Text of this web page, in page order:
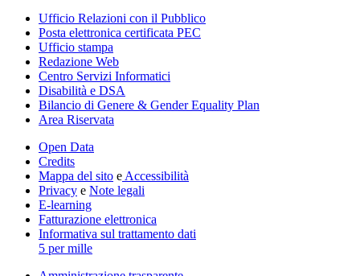
Ufficio Relazioni con il Pubblico
Posta elettronica certificata PEC
Ufficio stampa
Redazione Web
Centro Servizi Informatici
Disabilità e DSA
Bilancio di Genere & Gender Equality Plan
Area Riservata
Open Data
Credits
Mappa del sito e Accessibilità
Privacy e Note legali
E-learning
Fatturazione elettronica
Informativa sul trattamento dati
5 per mille